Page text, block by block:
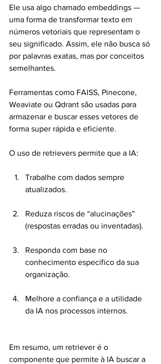
Ele usa algo chamado embeddings —
uma forma de transformar texto em
números vetoriais que representam o
seu significado. Assim, ele não busca só
por palavras exatas, mas por conceitos
semelhantes.
Ferramentas como FAISS, Pinecone,
Weaviate ou Qdrant são usadas para
armazenar e buscar esses vetores de
forma super rápida e eficiente.
O uso de retrievers permite que a IA:
Trabalhe com dados sempre
atualizados.
Reduza riscos de “alucinações”
(respostas erradas ou inventadas).
Responda com base no
conhecimento específico da sua
organização.
Melhore a confiança e a utilidade
da IA nos processos internos.
Em resumo, um retriever é o
componente que permite à IA buscar a